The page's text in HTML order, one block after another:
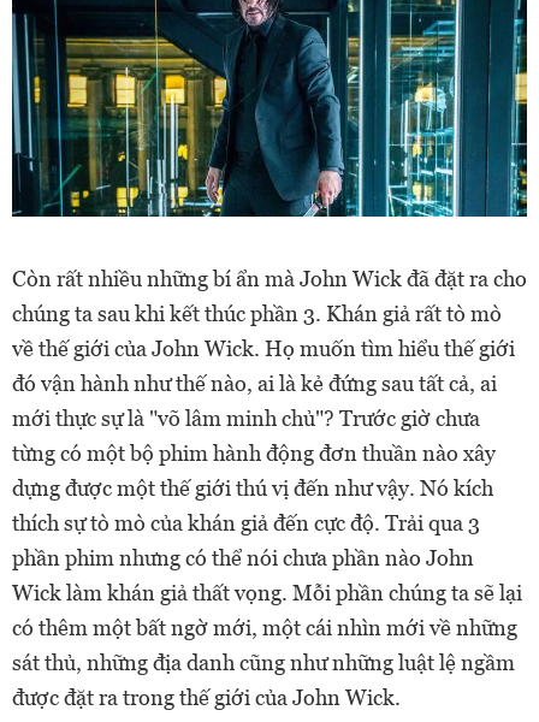
Còn rất nhiều những bí ẩn mà John Wick đã đặt ra cho
chúng ta sau khi kết thúc phần 3. Khán giả rất tò mò
về thế giới của John Wick. Họ muốn tìm hiểu thế giới
đó vận hành như thế nào, ai là kẻ đứng sau tất cả, ai
mới thực sự là "võ lâm minh chủ"? Trước giờ chưa
từng có một bộ phim hành động đơn thuần nào xây
dựng được một thế giới thú vị đến như vậy. Nó kích
thích sự tò mò của khán giả đến cực độ. Trải qua 3
phần phim nhưng có thể nói chưa phần nào John
Wick làm khán giả thất vọng. Mỗi phần chúng ta sẽ lại
có thêm một bất ngờ mới, một cái nhìn mới về những
sát thủ, những địa danh cũng như những luật lệ ngầm
được đặt ra trong thế giới của John Wick.